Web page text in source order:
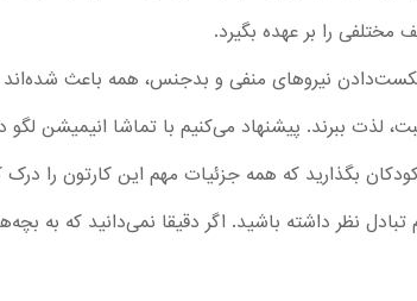
مختلفی را بر عهده بگیرد.
نیروهای منفی و بدجنس، همه باعث شده‌اند
لذت ببرند. پیشنهاد می‌کنیم با تماشا انیمیشن
بگذارید که همه جزئیات مهم این کارتون را درک
نظر داشته باشید. اگر دقیقا نمی‌دانید که به